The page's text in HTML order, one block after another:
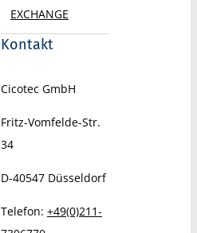
EXCHANGE
Kontakt
Cicotec GmbH
Fritz-Vomfelde-Str.
34
D-40547Düsseldorf
Telefon: +49(0)211-